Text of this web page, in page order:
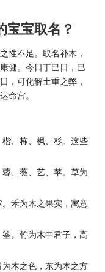
宝宝取名？
性不足。取名补木，
健。今日丁巳日，巳
，可化解土重之弊，
命宫。
楷、栋、枫、杉。这些
蓉、薇、艺、苹。草为
。禾为木之果实，寓意
筌。竹为木中君子，高
为木之色，东为木之方